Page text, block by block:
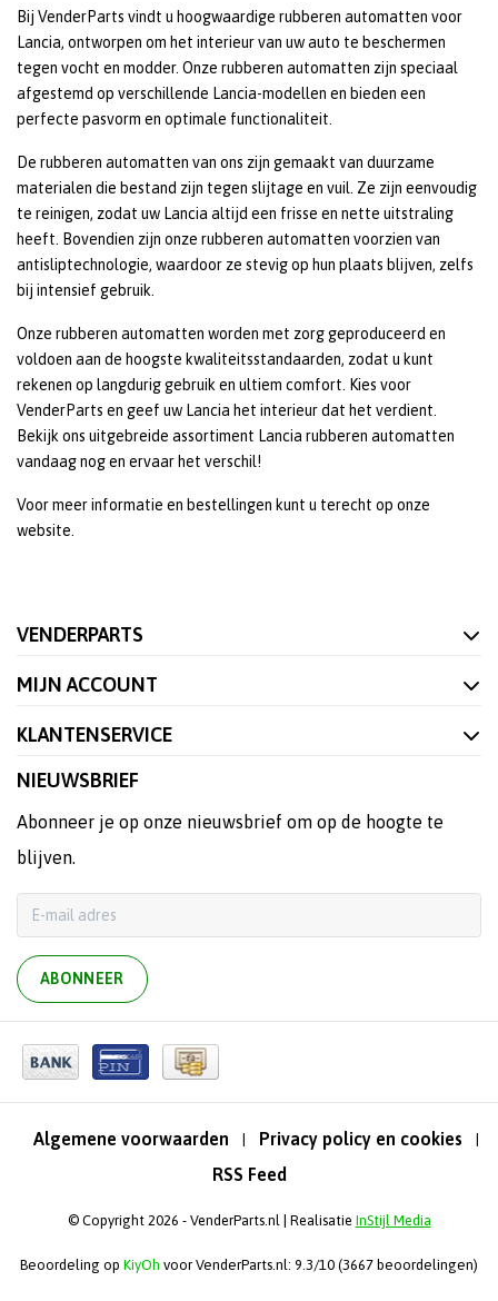
Bij VenderParts vindt u hoogwaardige rubberen automatten voor
Lancia, ontworpen om het interieur van uw auto te beschermen
tegen vocht en modder. Onze rubberen automatten zijn speciaal
afgestemd op verschillende Lancia-modellen en bieden een
perfecte pasvorm en optimale functionaliteit.
De rubberen automatten van ons zijn gemaakt van duurzame
materialen die bestand zijn tegen slijtage en vuil. Ze zijn eenvoudig
te reinigen, zodat uw Lancia altijd een frisse en nette uitstraling
heeft. Bovendien zijn onze rubberen automatten voorzien van
antisliptechnologie, waardoor ze stevig op hun plaats blijven, zelfs
bij intensief gebruik.
Onze rubberen automatten worden met zorg geproduceerd en
voldoen aan de hoogste kwaliteitsstandaarden, zodat u kunt
rekenen op langdurig gebruik en ultiem comfort. Kies voor
VenderParts en geef uw Lancia het interieur dat het verdient.
Bekijk ons uitgebreide assortiment Lancia rubberen automatten
vandaag nog en ervaar het verschil!
Voor meer informatie en bestellingen kunt u terecht op onze
website.
VENDERPARTS
MIJN ACCOUNT
KLANTENSERVICE
NIEUWSBRIEF
Abonneer je op onze nieuwsbrief om op de hoogte te
blijven.
ABONNEER
Algemene voorwaarden | Privacy policy en cookies |
RSS Feed
© Copyright 2026 - VenderParts.nl | Realisatie InStijl Media
Beoordeling op KiyOh voor VenderParts.nl: 9.3/10 (3667 beoordelingen)